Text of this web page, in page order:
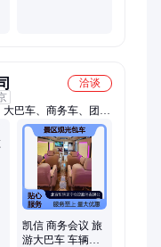
洽谈
巴车、商务车、团建
台车辆、班车租赁、
租赁、旅行社包车、
车、景区观光包车、
凯信 商务会议 旅
游大巴车 车辆整